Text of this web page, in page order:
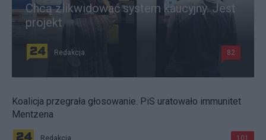
Chcą zlikwidować system kaucyjny. Jest
projekt
Redakcja 82
Koalicja przegrała głosowanie. PiS uratowało immunitet
Mentzena
Redakcja 101